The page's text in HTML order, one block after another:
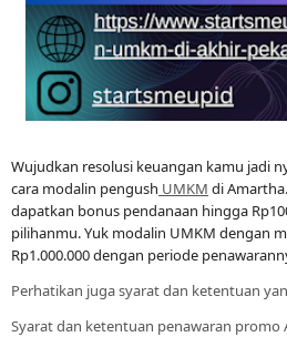
Wujudkan resolusi keuangan kamu jadi
cara modalin pengush UMKM di
dapatkan bonus pendanaan hingga
pilihanmu. Yuk modalin UMKM dengan
Rp1.000.000 dengan periode
Perhatikan juga syarat dan ketentuan
Syarat dan ketentuan penawaran promo